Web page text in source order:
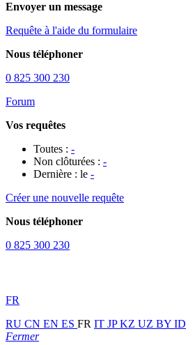
Envoyer un message
Requête à l'aide du formulaire
Nous téléphoner
0 825 300 230
Forum
Vos requêtes
Toutes : -
Non clôturées : -
Dernière : le -
Créer une nouvelle requête
Nous téléphoner
0 825 300 230
FR
RU CN EN ES FR IT JPKZ UZ BY ID
Fermer